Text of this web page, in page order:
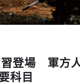
登場 軍方
科目